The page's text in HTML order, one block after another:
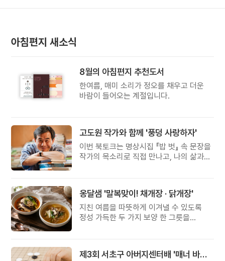
아침편지 새소식
8월의 아침편지 추천도서
한여름, 매미 소리가 정오를 채우고 더운
바람이 들어오는 계절입니다.
고도원 작가와 함께 '풍덩 사랑하자'
이번 북토크는 명상시집 『밥 벗』 속 문장을
작가의 목소리로 직접 만나고, 나의 삶과
옹달샘 '말복맞이! 채개장 · 닭개장'
지친 여름을 따뜻하게 이겨낼 수 있도록
정성 가득한 두 가지 보양 한 그릇을
제3회 서초구 아버지센터배 '매너 바둑왕' 대회